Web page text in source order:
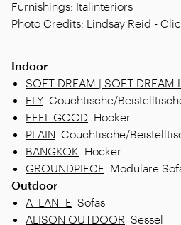
Furnishings: Italinteriors
Photo Credits: Lindsay Reid -
Indoor
SOFT DREAM | SOFT DREAM
FLY Couchtische/
FEEL GOOD Hocker
PLAIN Couchtische/
BANGKOK Hocker
GROUNDPIECE Modulare
Outdoor
ATLANTE Sofas
ALISON OUTDOOR Sessel